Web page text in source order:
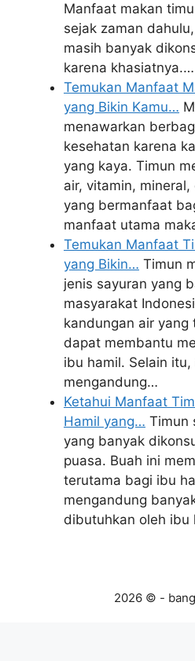
Manfaat makan
sejak zaman
masih banyak
karena khasiatnya.…
Temukan Manfaat
yang Bikin Kamu…
menawarkan
kesehatan karena
yang kaya. Timun
air, vitamin,
yang bermanfaat
manfaat utama
Temukan Manfaat
yang Bikin… Timun
jenis sayuran yang
masyarakat
kandungan air yang
dapat membantu
ibu hamil. Selain
mengandung…
Ketahui Manfaat
Hamil yang… Timun
yang banyak
puasa. Buah ini
terutama bagi ibu
mengandung
dibutuhkan oleh
2026 © -